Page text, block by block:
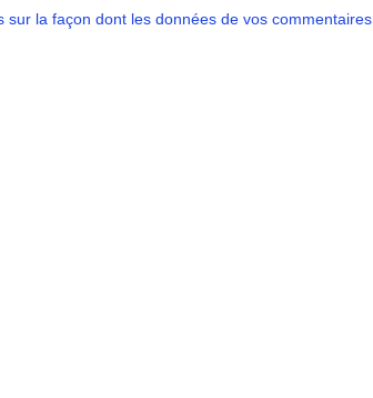
sur la façon dont les données de vos commentaires